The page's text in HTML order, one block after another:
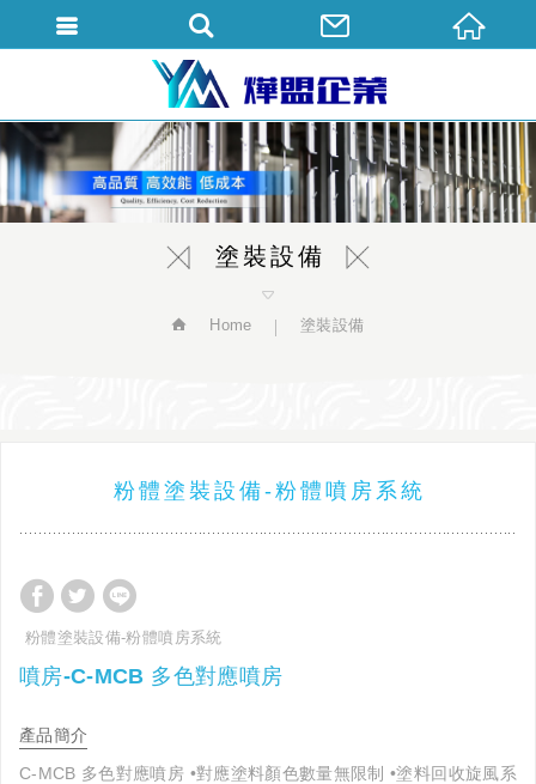
塗裝設備
Home 塗裝設備
粉體塗裝設備-粉體噴房系統
粉體塗裝設備-粉體噴房系統
噴房-C-MCB 多色對應噴房
產品簡介
C-MCB 多色對應噴房 •對應塗料顏色數量無限制 •塗料回收旋風系
繁體中文